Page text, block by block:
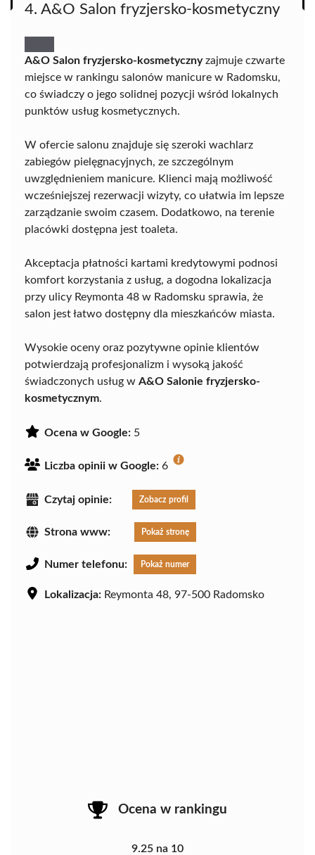
4. A&O Salon fryzjersko-kosmetyczny
A&O Salon fryzjersko-kosmetycznyzajmuje czwarte
miejsce w rankingu salonów manicure w Radomsku,
co świadczy o jego solidnej pozycji wśród lokalnych
punktów usług kosmetycznych.
W ofercie salonu znajduje się szeroki wachlarz
zabiegów pielęgnacyjnych, ze szczególnym
uwzględnieniem manicure. Klienci mają możliwość
wcześniejszej rezerwacji wizyty, co ułatwia im lepsze
zarządzanie swoim czasem. Dodatkowo, na terenie
placówki dostępna jest toaleta.
Akceptacja płatności kartami kredytowymi podnosi
komfort korzystania z usług, a dogodna lokalizacja
przy ulicy Reymonta 48 w Radomsku sprawia, że
salon jest łatwo dostępny dla mieszkańców miasta.
Wysokie oceny oraz pozytywne opinie klientów
potwierdzają profesjonalizm i wysoką jakość
świadczonych usług w A&O Salonie fryzjersko-
kosmetycznym.
Ocena w Google: 5
Liczba opinii w Google: 6
Czytaj opinie: Zobacz profil
Strona www: Pokaż stronę
Numer telefonu: Pokaż numer
Lokalizacja: Reymonta 48, 97-500 Radomsko
Ocena w rankingu
9.25 na 10